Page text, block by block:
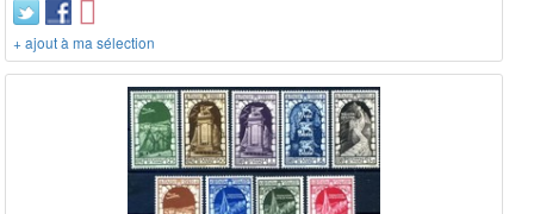
+ ajout à ma sélection